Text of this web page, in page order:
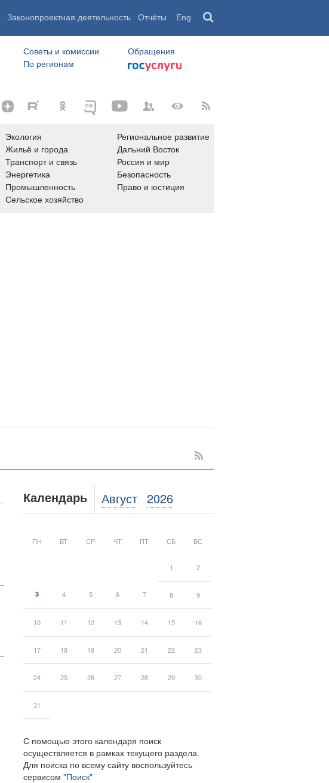
Законопроектная деятельность Отчёты Eng
Советы и комиссии
По регионам
Обращения
Экология
Жильё и города
Транспорт и связь
Энергетика
Промышленность
Сельское хозяйство
Региональное развитие
Дальний Восток
Россия и мир
Безопасность
Право и юстиция
Календарь Август 2026
ПН ВТ СР ЧТ ПТ СБ ВС
1 2
3 4 5 6 7 8 9
10 11 12 13 14 15 16
17 18 19 20 21 22 23
24 25 26 27 28 29 30
31
С помощью этого календаря поиск
осуществляется в рамках текущего раздела.
Для поиска по всему сайту воспользуйтесь
сервисом "Поиск"